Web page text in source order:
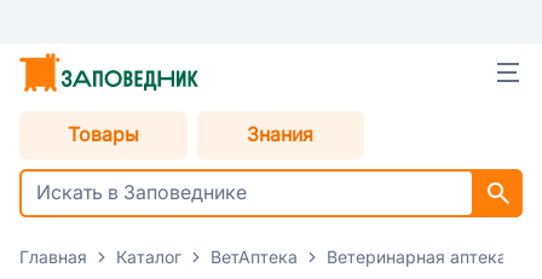
Товары Знания
Главная Каталог ВетАптека Ветеринарная аптека